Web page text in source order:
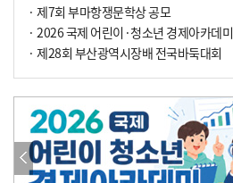
· 제7회 부마항쟁문학상 공모
· 2026 국제 어린이·청소년 경제아카데미
· 제28회 부산광역시장배 전국바둑대회